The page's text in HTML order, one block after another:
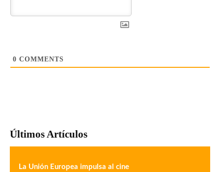
0 COMMENTS
Últimos Artículos
La Unión Europea impulsa al cine